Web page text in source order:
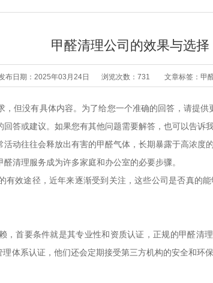
甲醛清理公司的效果与选择
布日期：2025年03月24日 浏览次数：731 文章标签： 甲
但没有具体内容。为了给您一个准确的回答，请提供
答或建议。如果您有其他问题需要解答，也可以告诉
动往往会释放出有害的甲醛气体，长期暴露于高浓度
清理服务成为许多家庭和办公室的必要步骤。
有效途径，近年来逐渐受到关注，这些公司是否真的
，首要条件就是其专业性和资质认证，正规的甲醛清
体系认证，他们还会定期接受第三方机构的安全和环